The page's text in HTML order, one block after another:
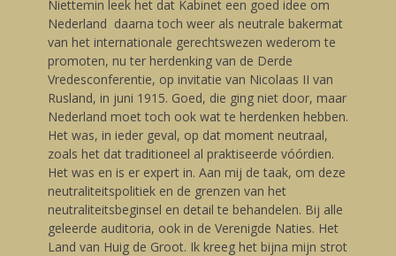
Niettemin leek het dat Kabinet een goed idee om
Nederland daarna toch weer als neutrale bakermat
van het internationale gerechtswezen wederom te
promoten, nu ter herdenking van de Derde
Vredesconferentie, op invitatie van Nicolaas II van
Rusland, in juni 1915. Goed, die ging niet door, maar
Nederland moet toch ook wat te herdenken hebben.
Het was, in ieder geval, op dat moment neutraal,
zoals het dat traditioneel al praktiseerde vóórdien.
Het was en is er expert in. Aan mij de taak, om deze
neutraliteitspolitiek en de grenzen van het
neutraliteitsbeginsel en detail te behandelen. Bij alle
geleerde auditoria, ook in de Verenigde Naties. Het
Land van Huig de Groot. Ik kreeg het bijna mijn strot